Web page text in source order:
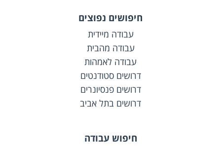
חיפושים נפוצים
עבודה מיידית
עבודה מהבית
עבודה לאמהות
דרושים סטודנטים
דרושים פנסיונרים
דרושים בתל אביב
חיפוש עבודה